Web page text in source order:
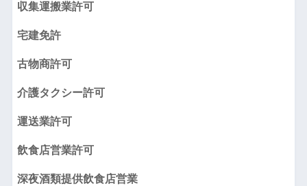
収集運搬業許可
宅建免許
古物商許可
介護タクシー許可
運送業許可
飲食店営業許可
深夜酒類提供飲食店営業